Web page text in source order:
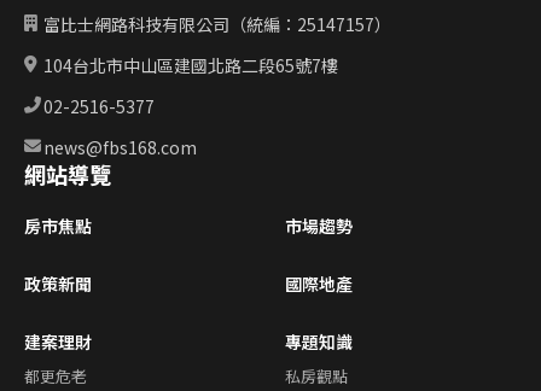
富比士網路科技有限公司（統編：25147157）
104台北市中山區建國北路二段65號7樓
02-2516-5377
news@fbs168.com
網站導覽
房市焦點 市場趨勢
政策新聞 國際地產
建案理財
都更危老
專題知識
私房觀點